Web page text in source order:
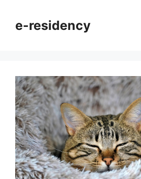
contente-residency